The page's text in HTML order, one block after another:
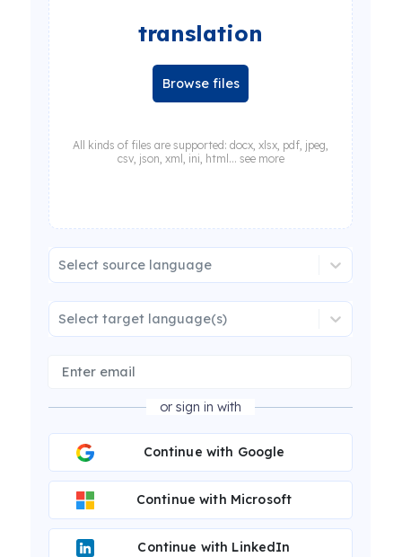
translation
Browse files
All kinds of files are supported: docx, xlsx, pdf, jpeg,
csv, json, xml, ini, html... see more
Select source language
Select target language(s)
or sign in with
Continue with Google
Continue with Microsoft
Continue with LinkedIn